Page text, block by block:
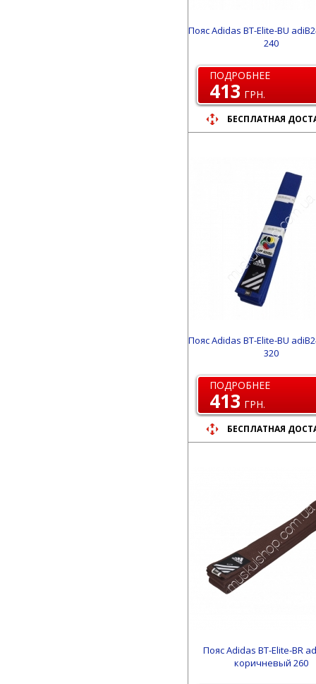
Пояс Adidas BT-Elite-BU
240
ПОДРОБНЕЕ
413 ГРН.
БЕСПЛАТНАЯ
Пояс Adidas BT-Elite-BU
320
ПОДРОБНЕЕ
413 ГРН.
БЕСПЛАТНАЯ
Пояс Adidas BT-Elite-BR
коричневый 260